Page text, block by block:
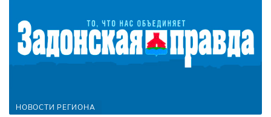
НОВОСТИ РЕГИОНА